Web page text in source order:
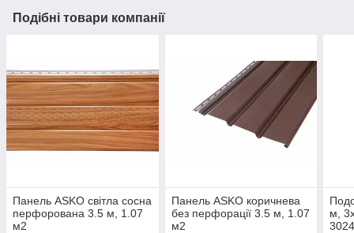
Подібні товари компанії
Панель ASKO світла сосна
перфорована 3.5 м, 1.07
м2
Панель ASKO коричнева
без перфорації 3.5 м, 1.07
м2
м,